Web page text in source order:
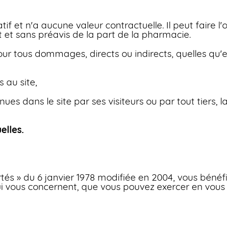
et n'a aucune valeur contractuelle. Il peut faire
sans préavis de la part de la pharmacie.
tous dommages, directs ou indirects, quelles
au site,
dans le site par ses visiteurs ou par tout tiers,
» du 6 janvier 1978 modifiée en 2004, vous
concernent, que vous pouvez exercer en